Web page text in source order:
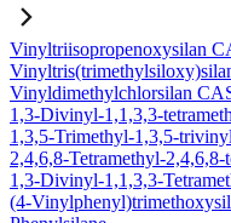
Vinyltriisopropenoxysilan
Vinyldimethylchlorsilan
1,3-Divinyl-1,1,3,3-
1,3,5-Trimethyl-1,3,5-
2,4,6,8-Tetramethyl-
1,3-Divinyl-1,1,3,3-
(4-